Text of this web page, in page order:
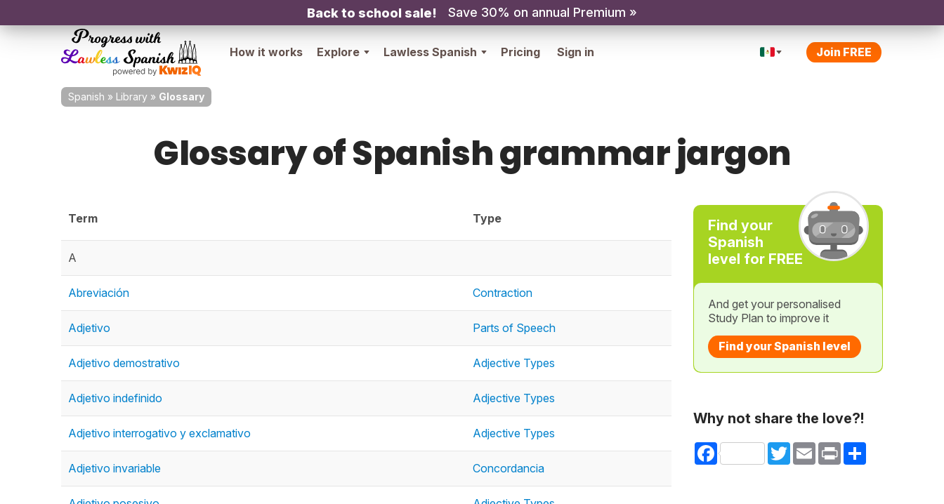
Back to school sale! Save 30% on annual Premium »
How it works Explore Lawless Spanish Pricing Sign in Join FREE
Spanish » Library » Glossary
Glossary of Spanish grammar jargon
Term Type
A
Abreviación Contraction
Adjetivo Parts of Speech
Adjetivo demostrativo Adjective Types
Adjetivo indefinido Adjective Types
Adjetivo interrogativo y exclamativo Adjective Types
Adjetivo invariable Concordancia
Find your
Spanish
level for FREE
And get your personalised
Study Plan to improve it
Find your Spanish level
Why not share the love?!
Facebook TwitterEmail Print Share